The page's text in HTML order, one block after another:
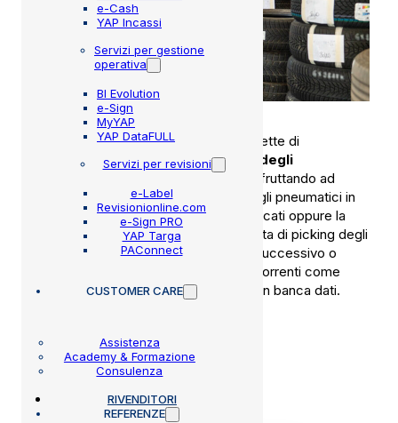
e-Cash
YAP Incassi
Servizi per gestione
operativa
BI Evolution
e-Sign
MyYAP
YAP DataFULL
Servizi per revisioni
e-Label
Revisionionline.com
e-Sign PRO
YAP Targa
PAConnect
CUSTOMER CARE
Assistenza
Academy & Formazione
Consulenza
RIVENDITORI
REFERENZE
Il gestionale per gommisti YAP ti permette di
risparmiare tempo nella gestione degli
, sfruttando ad
esempio le informazioni sullo stato degli pneumatici in
deposito per anticipare preventivi dedicati oppure la
predisposizione automatizzata della lista di picking degli
pneumatici da preparare per il giorno successivo o
ancora l’automatizzazione di attività ricorrenti come
l’inversione degli pneumatici registrati in banca dati.
FUNZIONALITÀ SPECIFICHE